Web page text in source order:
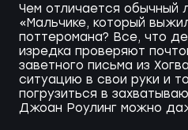
Чем отличается обычный
«Мальчике, который
поттеромана? Все, что
изредка проверяют
заветного письма из
ситуацию в свои руки и
погрузиться в
Джоан Роулинг можно